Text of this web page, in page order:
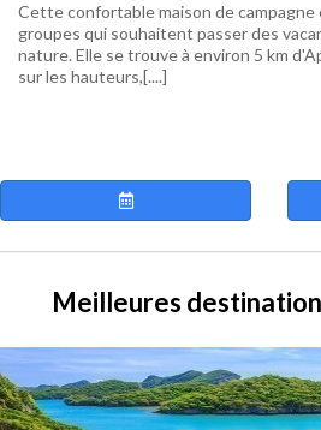
Cette confortable maison de
groupes qui souhaitent passer des
nature. Elle se trouve à environ 5 km
sur les hauteurs,[....]
Meilleures